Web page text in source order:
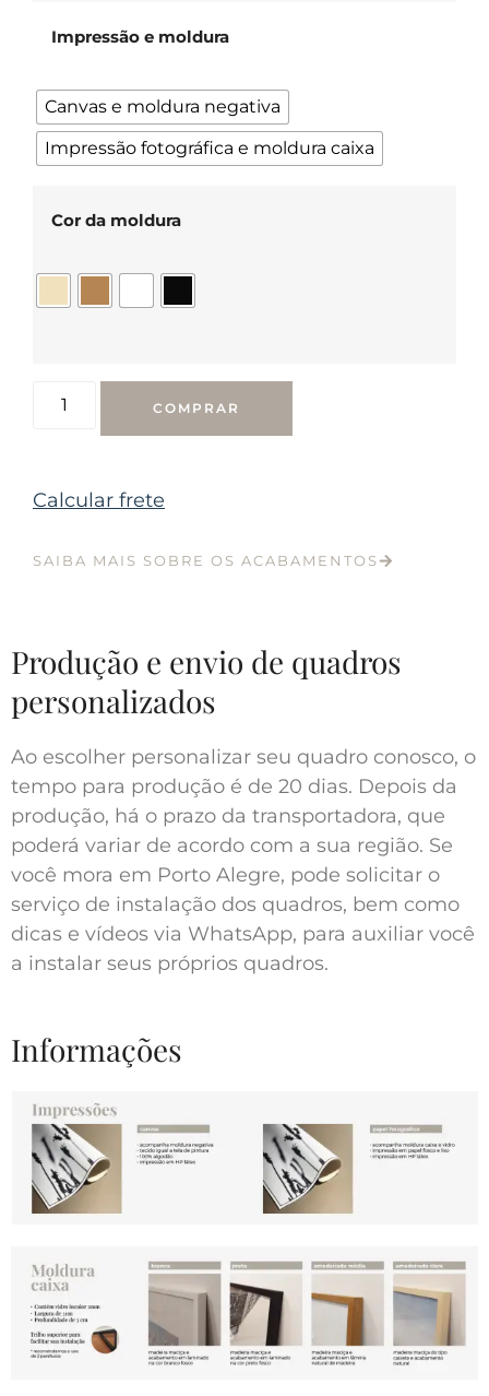
Impressão e moldura
Canvas e moldura negativa
Impressão fotográfica e moldura caixa
Cor da moldura
COMPRAR
Calcular frete
SAIBA MAIS SOBRE OS ACABAMENTOS
Produção e envio de quadros
personalizados
Ao escolher personalizar seu quadro conosco, o
tempo para produção é de 20 dias. Depois da
produção, há o prazo da transportadora, que
poderá variar de acordo com a sua região. Se
você mora em Porto Alegre, pode solicitar o
serviço de instalação dos quadros, bem como
dicas e vídeos via WhatsApp, para auxiliar você
a instalar seus próprios quadros.
Informações